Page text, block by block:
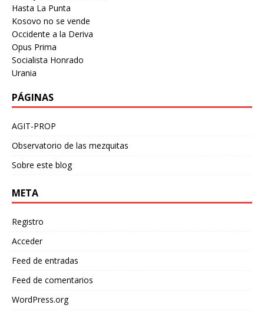
Hasta La Punta
Kosovo no se vende
Occidente a la Deriva
Opus Prima
Socialista Honrado
Urania
PÁGINAS
AGIT-PROP
Observatorio de las mezquitas
Sobre este blog
META
Registro
Acceder
Feed de entradas
Feed de comentarios
WordPress.org